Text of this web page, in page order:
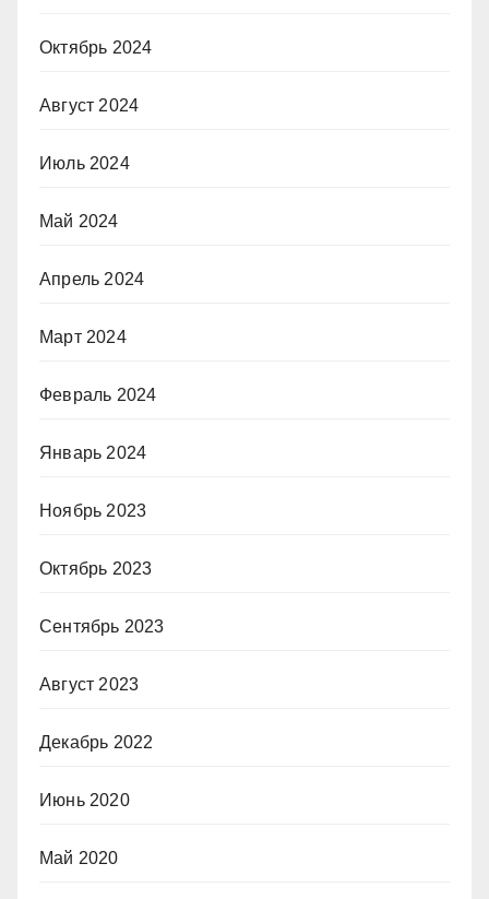
Октябрь 2024
Август 2024
Июль 2024
Май 2024
Апрель 2024
Март 2024
Февраль 2024
Январь 2024
Ноябрь 2023
Октябрь 2023
Сентябрь 2023
Август 2023
Декабрь 2022
Июнь 2020
Май 2020